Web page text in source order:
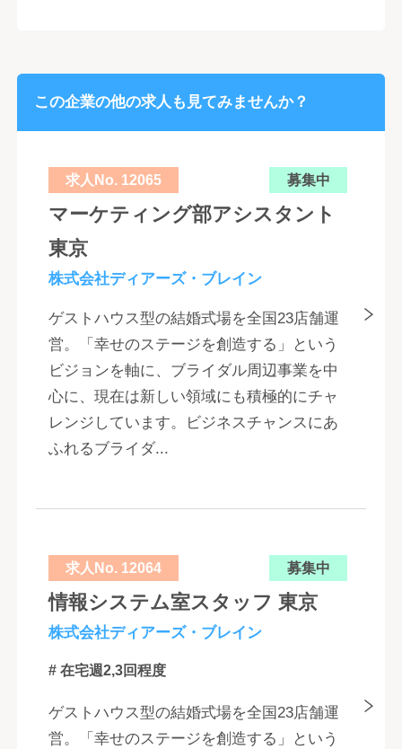
この企業の他の求人も見てみませんか？
求人No. 12065 募集中
マーケティング部アシスタント
東京
株式会社ディアーズ・ブレイン
ゲストハウス型の結婚式場を全国23店舗運
営。「幸せのステージを創造する」という
ビジョンを軸に、ブライダル周辺事業を中
心に、現在は新しい領域にも積極的にチャ
レンジしています。ビジネスチャンスにあ
ふれるブライダ...
求人No. 12064 募集中
情報システム室スタッフ 東京
株式会社ディアーズ・ブレイン
# 在宅週2,3回程度
ゲストハウス型の結婚式場を全国23店舗運
営。「幸せのステージを創造する」という